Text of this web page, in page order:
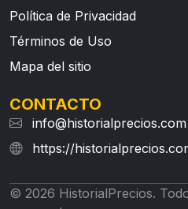
Política de Privacidad
Términos de Uso
Mapa del sitio
CONTACTO
info@historialprecios.com
https://
© 2026 HistorialPrecios.